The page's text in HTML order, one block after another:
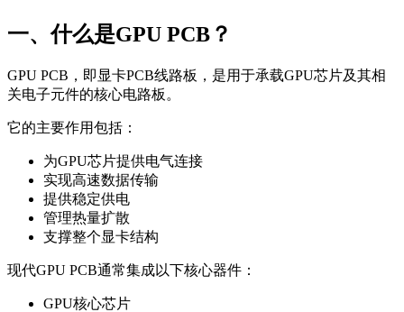
一、什么是GPU PCB？
GPU PCB，即显卡PCB线路板，是用于承载GPU芯片及其相
关电子元件的核心电路板。
它的主要作用包括：
为GPU芯片提供电气连接
实现高速数据传输
提供稳定供电
管理热量扩散
支撑整个显卡结构
现代GPU PCB通常集成以下核心器件：
GPU核心芯片